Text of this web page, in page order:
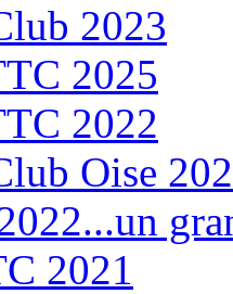
2023
2025
2022
Oise
2021